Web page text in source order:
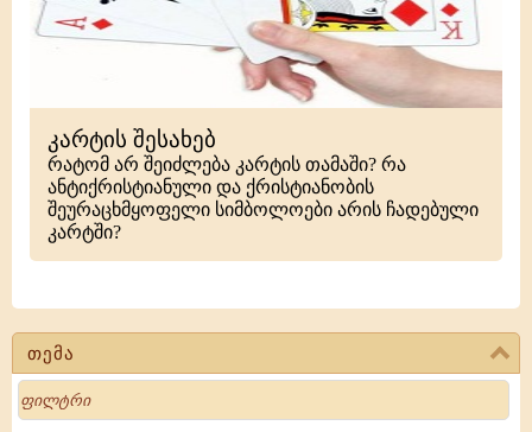
თემა
Search
კარტის შესახებ
რატომ არ შეიძლება კარტის თამაში? რა
ანტიქრისტიანული და ქრისტიანობის
შეურაცხმყოფელი სიმბოლოები არის ჩადებული
კარტში?